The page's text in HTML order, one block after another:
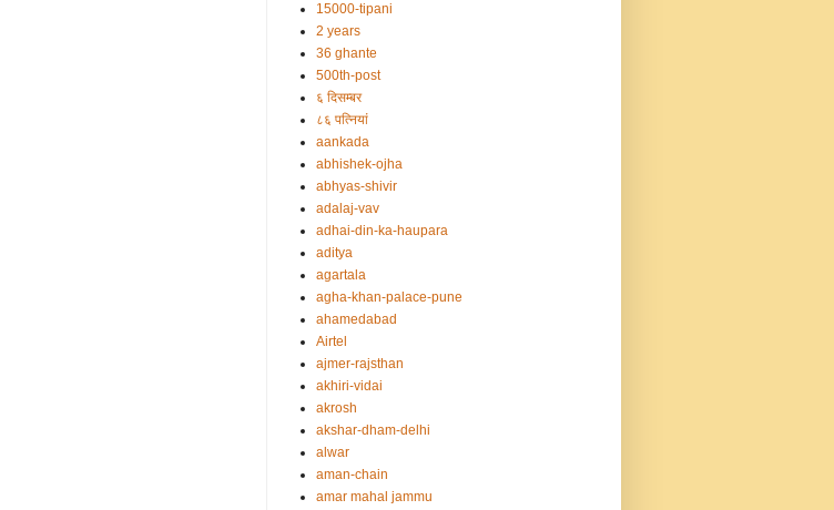
15000-tipani
2 years
36 ghante
500th-post
६ दिसम्बर
८६ पत्नियां
aankada
abhishek-ojha
abhyas-shivir
adalaj-vav
adhai-din-ka-haupara
aditya
agartala
agha-khan-palace-pune
ahamedabad
Airtel
ajmer-rajsthan
akhiri-vidai
akrosh
akshar-dham-delhi
alwar
aman-chain
amar mahal jammu